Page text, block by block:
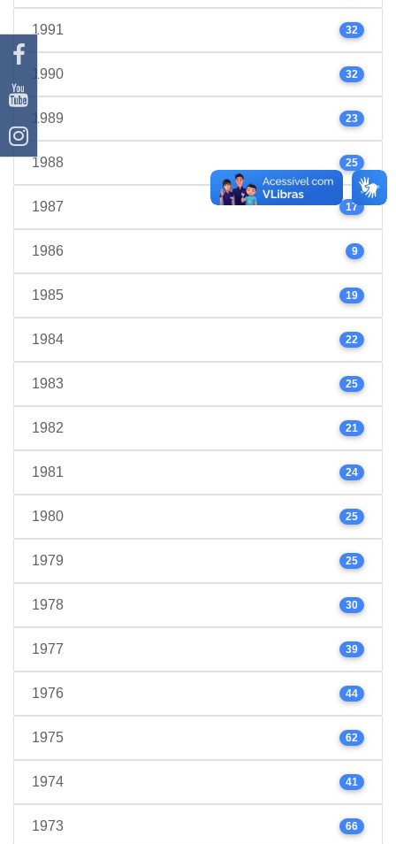
1991 32
1990 32
1989 23
1988 25
1987 17
1986 9
1985 19
1984 22
1983 25
1982 21
1981 24
1980 25
1979 25
1978 30
1977 39
1976 44
1975 62
1974 41
1973 66